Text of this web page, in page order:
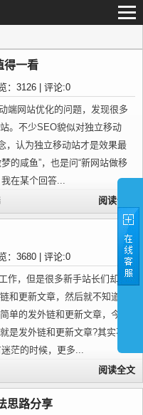
得一看
：3126 | 评论:0
端网站优化的问题，发现很多
。不少SEO貌似对独立移动
，认为独立移动站才是效果最
的咸鱼”，也是问“新网站做移
在某个回答...
阅读全文
：3680 | 评论:0
作，但是很多新手站长们却认
和更新文章，然后就不知道还
单的发外链和更新文章，今天
是发外链和更新文章?其实不只
茫的时候，更多...
阅读全文
思路分享